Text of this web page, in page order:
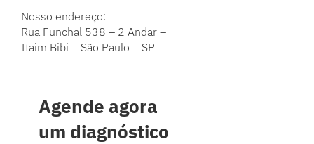
Nosso endereço:
Rua Funchal 538 – 2 Andar –
Itaim Bibi – São Paulo – SP
Agende agora
um diagnóstico